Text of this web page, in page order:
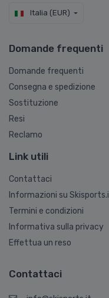
Italia (EUR)
Domande frequenti
Domande frequenti
Consegna e spedizione
Sostituzione
Resi
Reclamo
Link utili
Contattaci
Informazioni su
Termini e condizioni
Informativa sulla privacy
Effettua un reso
Contattaci